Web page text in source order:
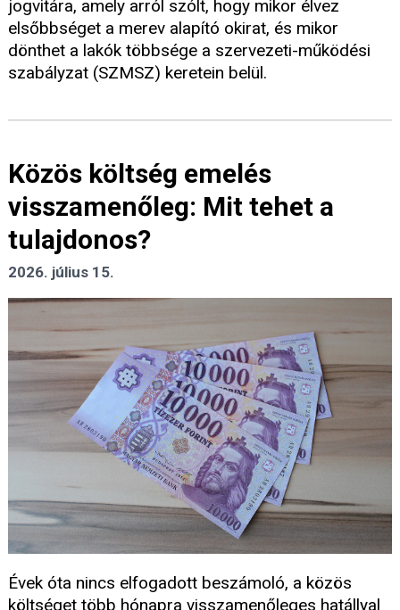
jogvitára, amely arról szólt, hogy mikor élvez
elsőbbséget a merev alapító okirat, és mikor
dönthet a lakók többsége a szervezeti-működési
szabályzat (SZMSZ) keretein belül.
Közös költség emelés
visszamenőleg: Mit tehet a
tulajdonos?
2026. július 15.
Évek óta nincs elfogadott beszámoló, a közös
költséget több hónapra visszamenőleges hatállyal